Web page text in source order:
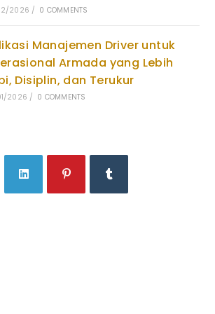
2026 / 0 COMMENTS
Manajemen Driver untuk
Armada yang Lebih
Disiplin, dan Terukur
2026 / 0 COMMENTS